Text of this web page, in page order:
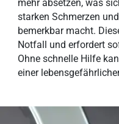
mehr absetzen, was
starken Schmerzen
bemerkbar macht.
Notfall und erfordert
Ohne schnelle Hilfe
einer